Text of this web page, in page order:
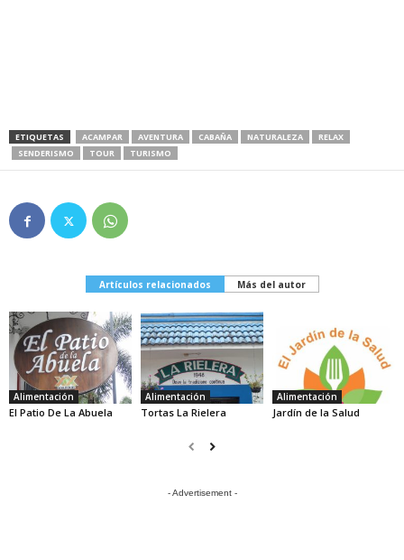
ETIQUETAS ACAMPAR AVENTURA CABAÑA NATURALEZA
RELAX
SENDERISMO
TOUR TURISMO
Artículos relacionados Más del autor
Alimentación
El Patio De La Abuela
Alimentación
Tortas La Rielera
Alimentación
Jardín de la Salud
- Advertisement -